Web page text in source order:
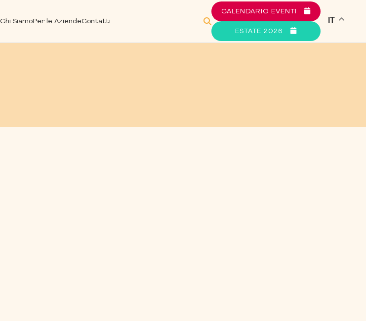
Chi SiamoPer le AziendeContatti
CALENDARIO EVENTI
ESTATE 2026
IT